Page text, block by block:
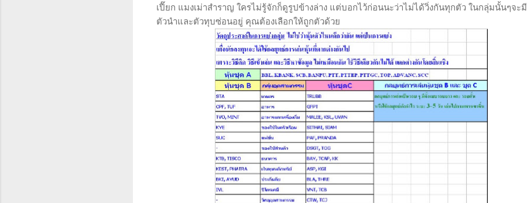
เปี๊ยก แมงเม่าสำราญ ใครไม่รู้จักก็ดูรูปข้างล่าง แต่บอกไว้ก่อนนะว่าไม่ได้วิ่งกันทุกตัว ในกลุ่มนั้นๆจะมี
ตัวนำและตัวทุบซ่อนอยู่ คุณต้องเลือกให้ถูกตัวด้วย